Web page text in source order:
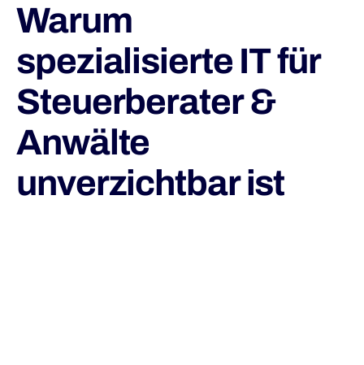
Warum
spezialisierte IT für
Steuerberater &
Anwälte
unverzichtbar ist